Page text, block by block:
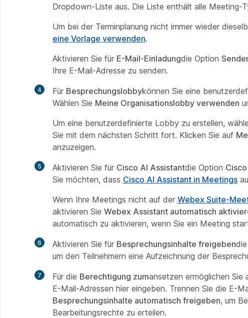
Dropdown-Liste aus. Die Liste enthält alle Meeting-
Um bei der Terminplanung nicht immer wieder
eine Vorlage verwenden.
Aktivieren Sie für E-Mail-Einladungdie Option
Ihre E-Mail-Adresse zu senden.
4 Für Besprechungslobbykönnen Sie eine
Wählen Sie Meine Organisationslobby verwenden
Um eine benutzerdefinierte Lobby zu erstellen,
Sie mit dem nächsten Schritt fort. Klicken Sie auf
anzuzeigen.
5 Aktivieren Sie für Cisco AI Assistantdie Option
Sie möchten, dass Cisco AI Assistant in Meetings
Wenn Ihre Meetings nicht auf der Webex Suite-
aktivieren Sie Webex Assistant automatisch
automatisch zu aktivieren, wenn Sie ein Meeting
6 Aktivieren Sie für Besprechungsinhalte freigeben
um den Teilnehmern eine Aufzeichnung der
7 Für die Berechtigung zumansetzen ermöglichen Sie
E-Mail-Adressen hier eingeben. Trennen Sie die E-
Besprechungsinhalte automatisch freigeben, um
Bearbeitungsrechte zu erteilen.